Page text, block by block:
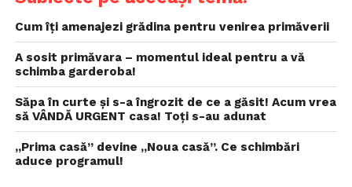
Cum îți amenajezi grădina pentru venirea primăverii
A sosit primăvara – momentul ideal pentru a vă
schimba garderoba!
Săpa în curte și s-a îngrozit de ce a găsit! Acum vrea
să VÂNDĂ URGENT casa! Toți s-au adunat
„Prima casă” devine „Noua casă”. Ce schimbări
aduce programul!